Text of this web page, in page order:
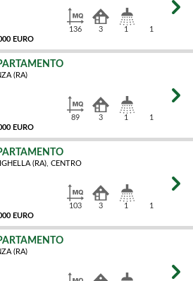
EURO
136 3 1 1
(RA)
EURO
89 3 1 1
(RA), CENTRO
EURO
103 3 1 1
(RA)